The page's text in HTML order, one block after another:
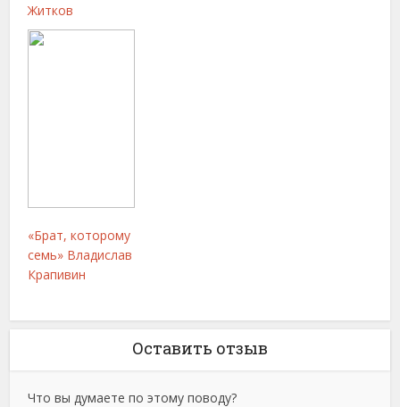
Житков
«Брат, которому
семь» Владислав
Крапивин
Оставить отзыв
Что вы думаете по этому поводу?